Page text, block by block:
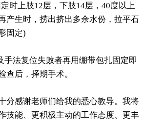
时上肢12层，下肢14层，40度以上
产生时，捞出挤出多余水份，拉平石
固定)
法复位失败者再用绷带包扎固定即
查后，择期手术。
感谢老师们给我的悉心教导。我将
技能、更积极主动的工作态度、更丰